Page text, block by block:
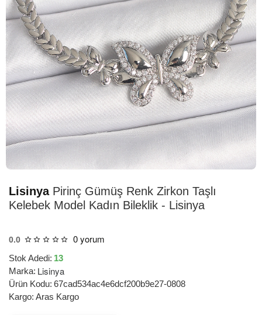
LisinyaPirinç Gümüş Renk Zirkon Taşlı
Kelebek Model Kadın Bileklik - Lisinya
0.0 0 yorum
Stok Adedi: 13
Marka: Lisinya
Ürün Kodu: 67cad534ac4e6dcf200b9e27-0808
Kargo: Aras Kargo